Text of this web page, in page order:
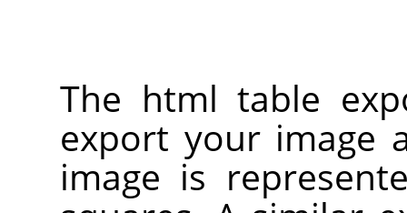
The html table
export your image
image is